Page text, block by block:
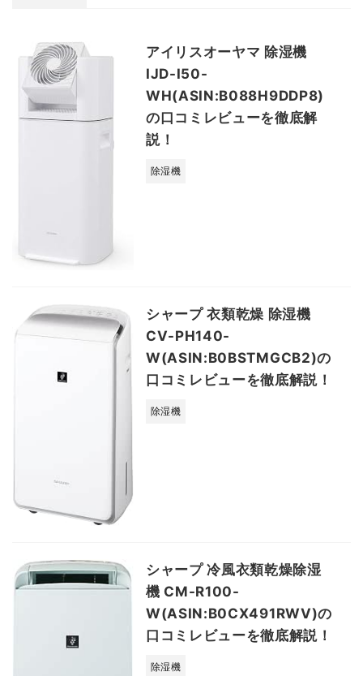
アイリスオーヤマ 除湿機
IJD-I50-
WH(ASIN:B088H9DDP8)
の口コミレビューを徹底解
説！
除湿機
シャープ 衣類乾燥 除湿機
CV-PH140-
W(ASIN:B0BSTMGCB2)の
口コミレビューを徹底解説！
除湿機
シャープ 冷風衣類乾燥除湿
機 CM-R100-
W(ASIN:B0CX491RWV)の
口コミレビューを徹底解説！
除湿機